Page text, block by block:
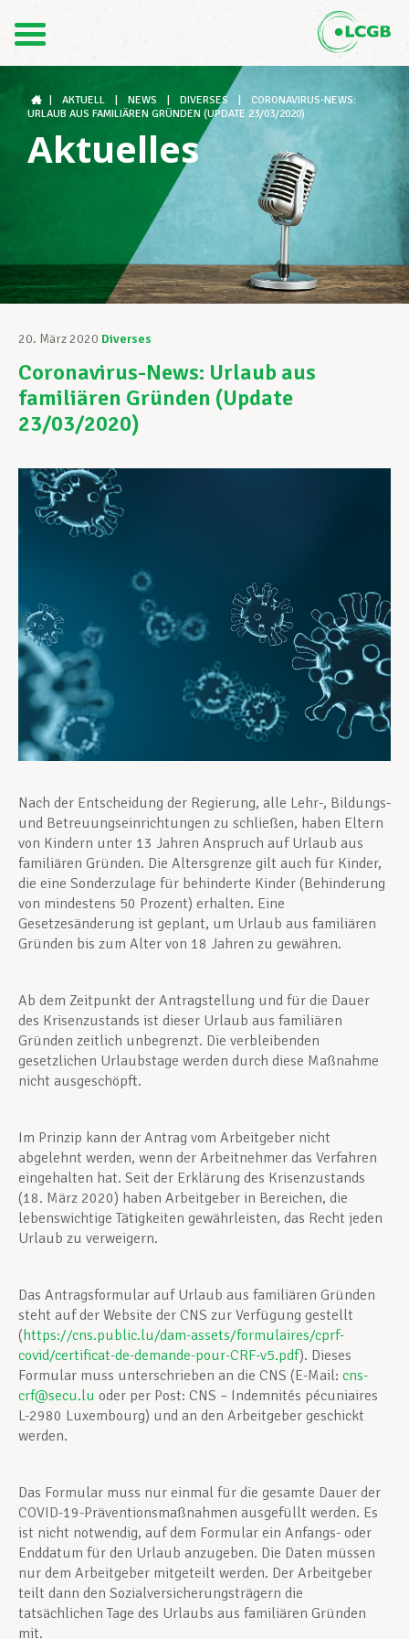
FR
Der LCGB
Gewerkschaftsstrukturen
Unterstützung im Arbeitsalltag
Ihre Rechte
Berufliche Weiterentwicklung
Mitglied werden
Aktuell
AKTUELL NEWS DIVERSES
CORONAVIRUS-NEWS:
URLAUB AUS FAMILIÄREN GRÜNDEN (UPDATE 23/03/2020)
Aktuelles
20. März 2020 Diverses
Coronavirus-News: Urlaub aus
familiären Gründen (Update
23/03/2020)
Nach der Entscheidung der Regierung, alle Lehr-, Bildungs-
und Betreuungseinrichtungen zu schließen, haben Eltern
von Kindern unter 13 Jahren Anspruch auf Urlaub aus
familiären Gründen. Die Altersgrenze gilt auch für Kinder,
die eine Sonderzulage für behinderte Kinder (Behinderung
von mindestens 50 Prozent) erhalten. Eine
Gesetzesänderung ist geplant, um Urlaub aus familiären
Gründen bis zum Alter von 18 Jahren zu gewähren.
Ab dem Zeitpunkt der Antragstellung und für die Dauer
des Krisenzustands ist dieser Urlaub aus familiären
Gründen zeitlich unbegrenzt. Die verbleibenden
gesetzlichen Urlaubstage werden durch diese Maßnahme
nicht ausgeschöpft.
Im Prinzip kann der Antrag vom Arbeitgeber nicht
abgelehnt werden, wenn der Arbeitnehmer das Verfahren
eingehalten hat. Seit der Erklärung des Krisenzustands
(18. März 2020) haben Arbeitgeber in Bereichen, die
lebenswichtige Tätigkeiten gewährleisten, das Recht jeden
Urlaub zu verweigern.
Das Antragsformular auf Urlaub aus familiären Gründen
steht auf der Website der CNS zur Verfügung gestellt
(https://cns.public.lu/dam-assets/formulaires/cprf-
covid/certificat-de-demande-pour-CRF-v5.pdf). Dieses
Formular muss unterschrieben an die CNS (E-Mail: cns-
crf@secu.lu oder per Post: CNS – Indemnités pécuniaires
L-2980 Luxembourg) und an den Arbeitgeber geschickt
werden.
Das Formular muss nur einmal für die gesamte Dauer der
COVID-19-Präventionsmaßnahmen ausgefüllt werden. Es
ist nicht notwendig, auf dem Formular ein Anfangs- oder
Enddatum für den Urlaub anzugeben. Die Daten müssen
nur dem Arbeitgeber mitgeteilt werden. Der Arbeitgeber
teilt dann den Sozialversicherungsträgern die
tatsächlichen Tage des Urlaubs aus familiären Gründen
mit.